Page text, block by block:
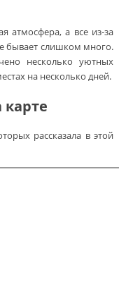
атмосфера, а все из-за
бывает слишком много.
несколько уютных
на несколько дней.
рассказала в этой